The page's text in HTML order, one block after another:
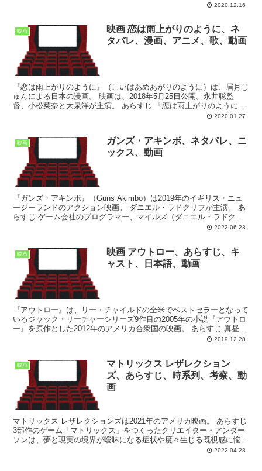
2020.12.16
映画
映画 恋は雨上がりのように、ネ
タバレ、漫画、アニメ、歌、動画
『恋は雨上がりのように』（こいはあめあがりのように）は、眉月じ
ゅんによる日本の漫画。 映画は、2018年5月25日公開。永井聡監
督、小松菜奈と大泉洋が主演。 あらすじ 「恋は雨上がりのように」
2020.01.27
映画
ガンズ・アキンボ、ネタバレ、ニ
ックス、動画
『ガンズ・アキンボ』（Guns Akimbo）は2019年のイギリス・ニュ
ージーランドのアクション映画。 ダニエル・ラドクリフが主演。 あ
らすじ ゲーム会社のプログラマー、マイルズ（ダニエル・ラドクリ
2022.06.23
映画
映画 アウトロー、あらすじ、キ
ャスト、日本語、動画
『アウトロー』は、リー・チャイルドの全米でベストセラーとなって
いるジャック・リーチャーシリーズ9作目の2005年の小説『アウトロ
ー』を原作とした2012年のアメリカ合衆国の映画。 あらすじ 真昼の
2019.12.28
映画
マトリックス レザレクション
ズ、あらすじ、時系列、考察、動
画
マトリックス レザレクションズは2021年のアメリカ映画。 あらすじ
3部作のゲーム「マトリックス」をつくったクリエイター・アンダー
ソンは、夢と現実の境界が曖昧になる症状や度々生じる既視感に悩ま
2022.04.28